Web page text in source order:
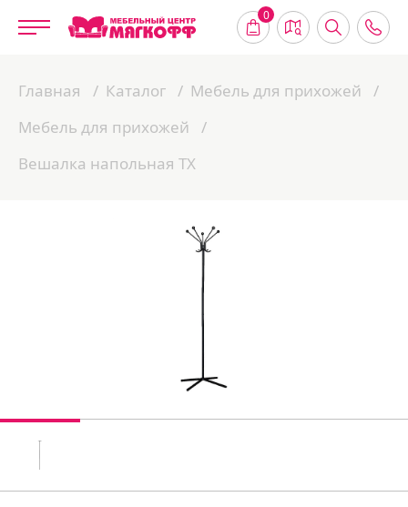
0
Главная Каталог
Мебель для прихожей
Мебель для прихожей
Вешалка напольная ТХ